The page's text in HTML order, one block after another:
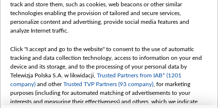
Категорії
Новини
Докладно
Погляд
Цікаво
Slawa.tv
Про нас
track and store them, such as cookies, web beacons or other similar
technologies enabling the provision of tailored and secure services,
personalize content and advertising, provide social media features and
analyze Internet traffic.
Click "I accept and go to the website" to consent to the use of automatic
tracking and data collection technology, access to information on your end
device and its storage, and to the processing of your personal data by
Telewizja Polska S.A. w likwidacji, Trusted Partners from IAB* (1201
company) and otherTrusted TVP Partners (93 company) , for marketing
purposes (including for automated matching of advertisements to your
interests and measuring their effectiveness) and others, which we indicate